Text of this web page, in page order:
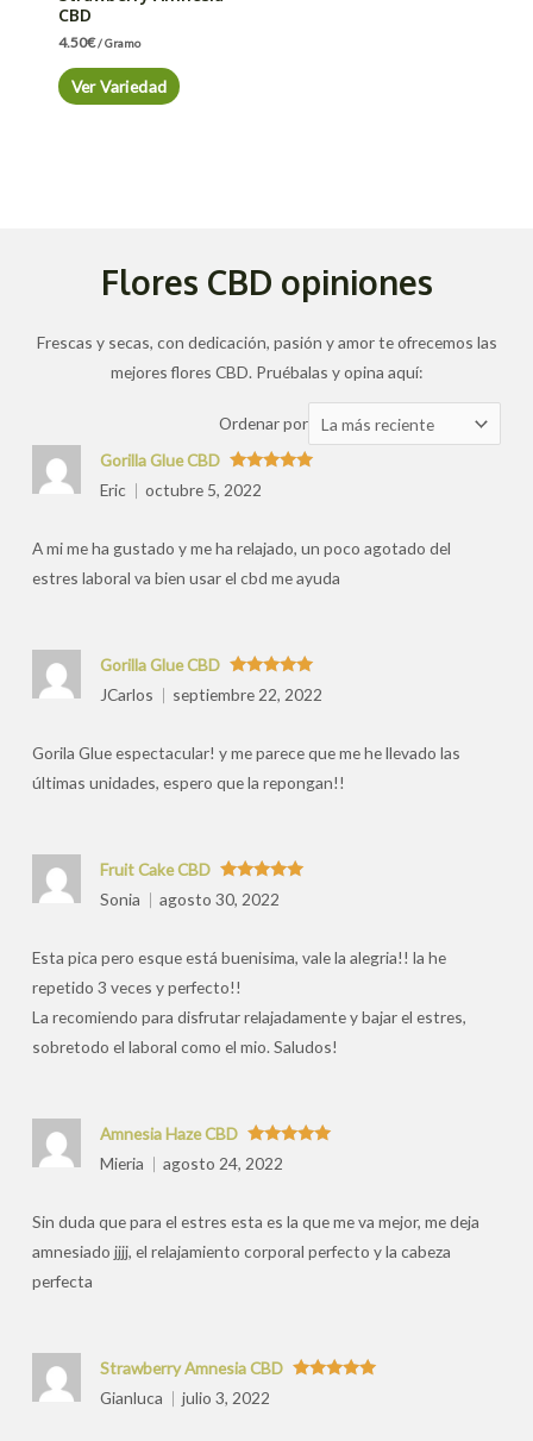
CBD
4.50€/ Gramo
Ver Variedad
Flores CBD opiniones
Frescas y secas, con dedicación, pasión y amor te ofrecemos las
mejores flores CBD. Pruébalas y opina aquí:
Ordenar por Ordenar
las
Valorado
con
Gorilla Glue CBD
Eric
octubre 5, 2022
A mi me ha gustado y me ha relajado, un poco agotado del
estres laboral va bien usar el cbd me ayuda
Valorado
con5de 5
Gorilla Glue CBD
JCarlos
septiembre 22, 2022
Gorila Glue espectacular! y me parece que me he llevado las
últimas unidades, espero que la repongan!!
Valorado
con5de 5
Fruit Cake CBD
Sonia
agosto 30, 2022
Esta pica pero esque está buenisima, vale la alegria!! la he
repetido 3 veces y perfecto!!
La recomiendo para disfrutar relajadamente y bajar el estres,
sobretodo el laboral como el mio. Saludos!
Valorado
con5
Amnesia Haze CBD
Mieria
agosto 24, 2022
Sin duda que para el estres esta es la que me va mejor, me deja
amnesiado jjjj, el relajamiento corporal perfecto y la cabeza
perfecta
Strawberry Amnesia CBD
Gianluca
julio 3, 2022